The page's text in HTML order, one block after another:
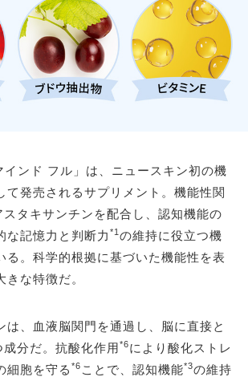
インド フル」は、ニュースキン初の機
て発売されるサプリメント。機能性関
スタキサンチンを配合し、認知機能の
な記憶力と判断力 *1 の維持に役立つ機
る。科学的根拠に基づいた機能性を表
な特徴だ。
は、血液脳関門を通過し、脳に直接と
成分だ。抗酸化作用*6により酸化ストレ
細胞を守る *6 ことで、認知機能*3の維持